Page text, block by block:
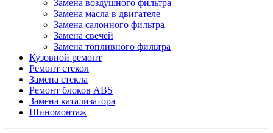
Замена воздушного фильтра
Замена масла в двигателе
Замена салонного фильтра
Замена свечей
Замена топливного фильтра
Кузовной ремонт
Ремонт стекол
Замена стекла
Ремонт блоков ABS
Замена катализатора
Шиномонтаж